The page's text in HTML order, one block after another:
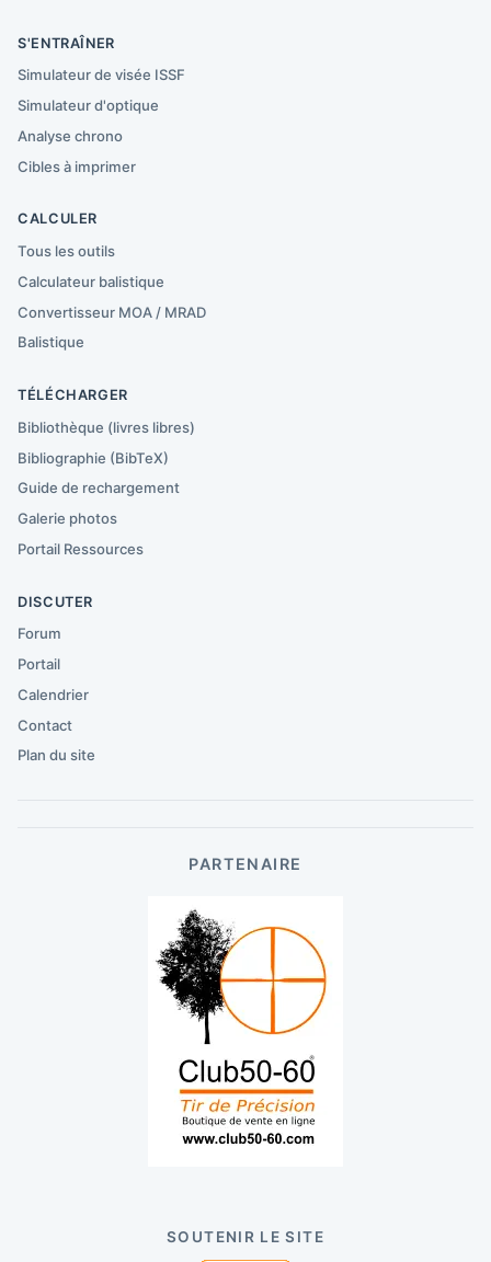
S'ENTRAÎNER
Simulateur de visée ISSF
Simulateur d'optique
Analyse chrono
Cibles à imprimer
CALCULER
Tous les outils
Calculateur balistique
Convertisseur MOA / MRAD
Balistique
TÉLÉCHARGER
Bibliothèque (livres libres)
Bibliographie (BibTeX)
Guide de rechargement
Galerie photos
Portail Ressources
DISCUTER
Forum
Portail
Calendrier
Contact
Plan du site
PARTENAIRE
SOUTENIR LE SITE